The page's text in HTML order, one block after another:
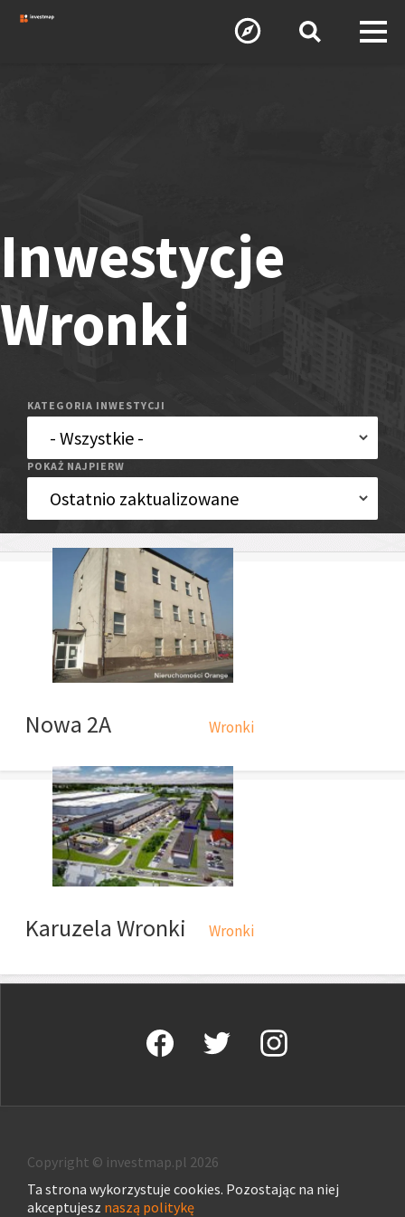
Inwestycje
Wronki
KATEGORIA INWESTYCJI
POKAŻ NAJPIERW
Nowa 2A Wronki
Karuzela Wronki Wronki
Copyright © investmap.pl 2026
Ta strona wykorzystuje cookies. Pozostając na niej
akceptujesz naszą politykę